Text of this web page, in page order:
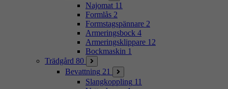
Najomat 11
Formlås 2
Formstagspännare 2
Armeringsbock 4
Armeringsklippare 12
Bockmaskin 1
Trädgård 80
Bevattning 21
Slangkoppling 11